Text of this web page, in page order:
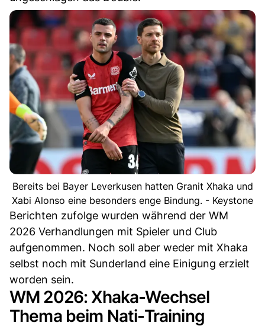
Bereits bei Bayer Leverkusen hatten Granit Xhaka und
Xabi Alonso eine besonders enge Bindung. - Keystone
Berichten zufolge wurden während der WM
2026 Verhandlungen mit Spieler und Club
aufgenommen. Noch soll aber weder mit Xhaka
selbst noch mit Sunderland eine Einigung erzielt
worden sein.
WM 2026: Xhaka-Wechsel
Thema beim Nati-Training